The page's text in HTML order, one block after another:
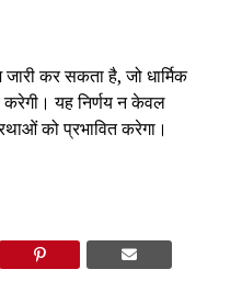
जारी कर सकता है, जो धार्मिक
करेगी। यह निर्णय न केवल
को प्रभावित करेगा।